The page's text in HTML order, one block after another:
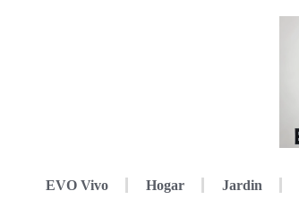
EVO Vivo Hogar Jardin